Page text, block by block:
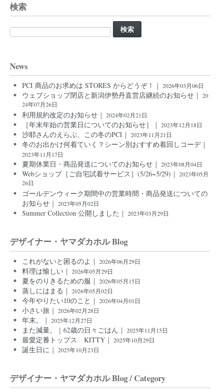
検索
検
索:
News
PCI 商品のお求めは STORES からどうぞ！｜ 2026年03月06日
ウェブショップ閉店と新潟伊勢丹直営店継続のお知らせ｜ 20
24年07月26日
利用規約改定のお知らせ｜ 2024年02月21日
［年末年始の営業日についてのお知らせ］｜ 2023年12月18日
沙耶さんのえらぶ、この冬のPCI｜ 2023年11月21日
冬のお出かけ何着ていく？シーン別おすすめ着回しコーデ｜
2023年11月17日
夏期休業日・商品発送についてのお知らせ｜ 2023年08月04日
Webショップ［ご自宅試着サービス］(5/26~5/29)｜ 2023年05月
26日
ゴールデンウィーク期間中の営業時間・商品発送についての
お知らせ｜ 2023年05月02日
Summer Collection 公開しました｜ 2023年03月29日
デザイナー・ヤマダカホル Blog
これがないと困るのよ｜ 2026年06月29日
料理は愉しい｜ 2026年05月29日
夏をのりきるための服｜ 2026年05月15日
蒸しにはまる｜ 2026年05月02日
今年やりたい10のこと｜ 2026年04月01日
小さい旅｜ 2026年02月28日
年末。｜ 2025年12月27日
また減量。｜62歳の日々ごはん｜ 2025年11月15日
最愛定番トップス KITTY｜ 2025年10月29日
誕生日に｜ 2025年10月23日
デザイナー・ヤマダカホル Blog / Category